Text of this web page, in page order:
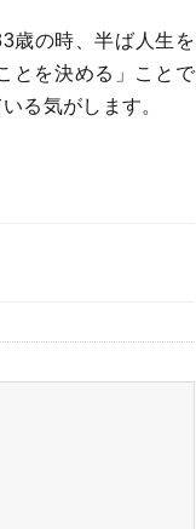
歳の時、半ば人生を
とを決める」ことで
る気がします。